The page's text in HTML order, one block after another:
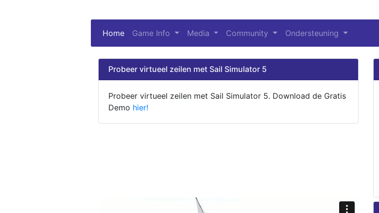
Home (current)
Game Info Media Community Ondersteuning
Probeer virtueel zeilen met Sail Simulator 5
Probeer virtueel zeilen met Sail Simulator 5. Download de Gratis
Demo hier!